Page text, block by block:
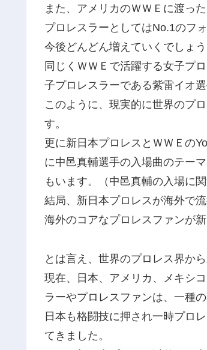
また、アメリカのＷＷＥに渡っ
プロレスラーとしてはNo.1のフ
今後どんどん増えていくでしょう
同じくＷＷＥで活躍する女子プ
子プロレスラーである紫雷イオ
このように、現実的に世界のプ
す。
更に新日本プロレスとＷＷＥの
に中邑真輔選手の入場曲のテー
もいます。（中邑真輔の入場に
結局、新日本プロレスが海外で
海外のコアなプロレスファンが
とは言え、世界のプロレス界か
現在、日本、アメリカ、メキシ
ラーやプロレスファンは、一種
日本も格闘技に押され一時プロ
てきました。